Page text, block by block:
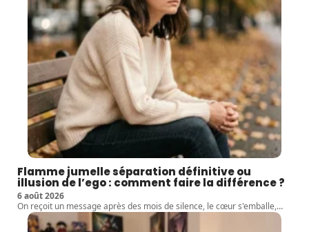
Flamme jumelle séparation définitive ou
illusion de l’ego : comment faire la différence ?
6 août 2026
On reçoit un message après des mois de silence, le cœur s'emballe,…